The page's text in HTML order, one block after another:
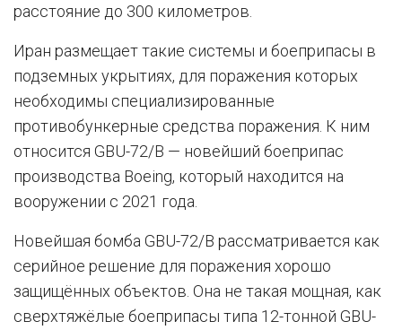
расстояние до 300 километров.
Иран размещает такие системы и боеприпасы в
подземных укрытиях, для поражения которых
необходимы специализированные
противобункерные средства поражения. К ним
относится GBU-72/B — новейший боеприпас
производства Boeing, который находится на
вооружении с 2021 года.
Новейшая бомба GBU-72/B рассматривается как
серийное решение для поражения хорошо
защищённых объектов. Она не такая мощная, как
сверхтяжёлые боеприпасы типа 12-тонной GBU-